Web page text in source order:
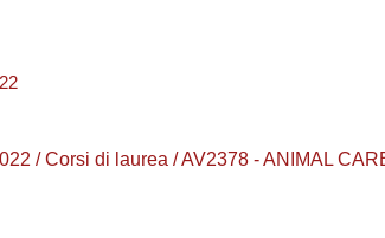
/ Corsi di laurea / AV2378 - ANIMAL